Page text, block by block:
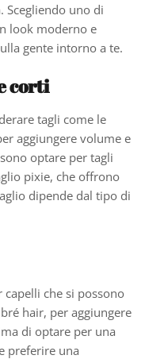
Scegliendo uno di
look moderno e
gente intorno a te.
corti
tagli come le
aggiungere volume e
optare per tagli
pixie, che offrono
dipende dal tipo di
che si possono
hair, per aggiungere
di optare per una
preferire una